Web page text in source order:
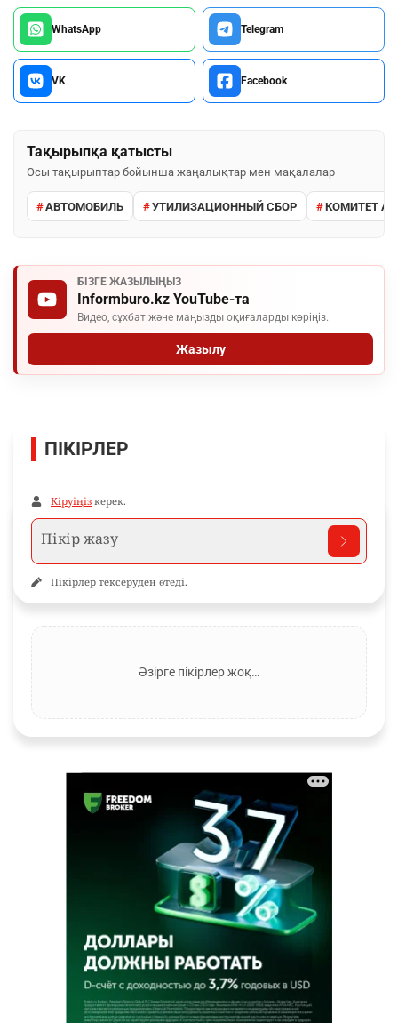
WhatsApp Telegram
VK Facebook
Тақырыпқа қатысты
Осы тақырыптар бойынша жаңалықтар мен мақалалар
АВТОМОБИЛЬ УТИЛИЗАЦИОННЫЙ СБОР КОМИТЕТ
БІЗГЕ ЖАЗЫЛЫҢЫЗ
Informburo.kz YouTube-та
Видео, сұхбат және маңызды оқиғаларды көріңіз.
Жазылу
ПІКІРЛЕР
Кіруіңіз керек.
Пікірлер тексеруден өтеді.
Әзірге пікірлер жоқ…